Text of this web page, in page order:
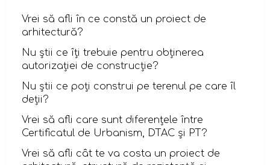
Vrei să afli în ce constă un proiect de
arhitectură?
Nu știi ce îți trebuie pentru obținerea
autorizației de construcție?
Nu știi ce poți construi pe terenul pe care îl
deții?
Vrei să afli care sunt diferențele între
Certificatul de Urbanism, DTAC și PT?
Vrei să afli cât te va costa un proiect de